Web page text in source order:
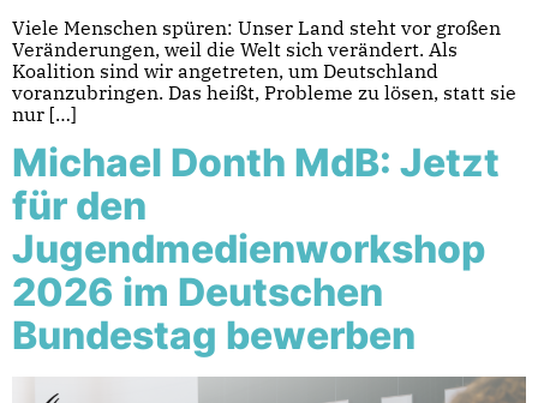
Viele Menschen spüren: Unser Land steht vor großen
Veränderungen, weil die Welt sich verändert. Als
Koalition sind wir angetreten, um Deutschland
voranzubringen. Das heißt, Probleme zu lösen, statt sie
nur […]
Michael Donth MdB: Jetzt
für den
Jugendmedienworkshop
2026 im Deutschen
Bundestag bewerben